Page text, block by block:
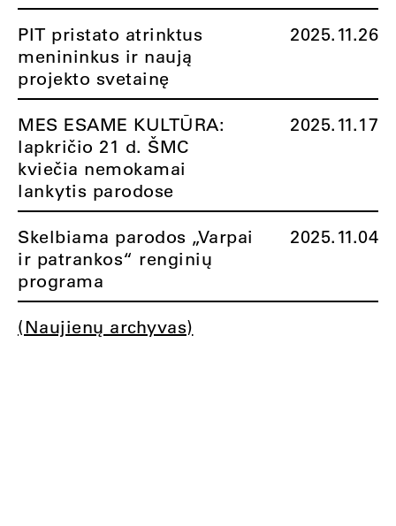
PIT pristato atrinktus
menininkus ir naują
projekto svetainę
2025.11.26
MES ESAME KULTŪRA:
lapkričio 21 d. ŠMC
kviečia nemokamai
lankytis parodose
2025.11.17
Skelbiama parodos „Varpai
ir patrankos“ renginių
programa
2025.11.04
(Naujienų archyvas)